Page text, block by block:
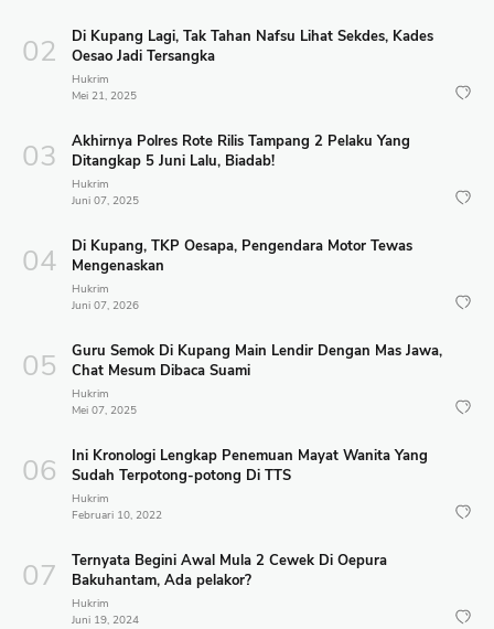
Di Kupang Lagi, Tak Tahan Nafsu Lihat Sekdes, Kades
Oesao Jadi Tersangka
Hukrim
Mei 21, 2025
Akhirnya Polres Rote Rilis Tampang 2 Pelaku Yang
Ditangkap 5 Juni Lalu, Biadab!
Hukrim
Juni 07, 2025
Di Kupang, TKP Oesapa, Pengendara Motor Tewas
Mengenaskan
Hukrim
Juni 07, 2026
Guru Semok Di Kupang Main Lendir Dengan Mas Jawa,
Chat Mesum Dibaca Suami
Hukrim
Mei 07, 2025
Ini Kronologi Lengkap Penemuan Mayat Wanita Yang
Sudah Terpotong-potong Di TTS
Hukrim
Februari 10, 2022
Ternyata Begini Awal Mula 2 Cewek Di Oepura
Bakuhantam, Ada pelakor?
Hukrim
Juni 19, 2024